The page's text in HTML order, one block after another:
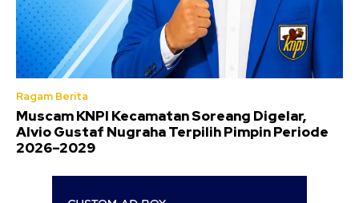
Ragam Berita
Muscam KNPI Kecamatan Soreang Digelar,
Alvio Gustaf Nugraha Terpilih Pimpin Periode
2026–2029